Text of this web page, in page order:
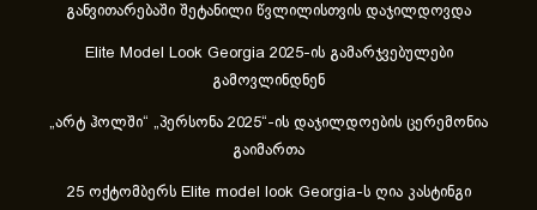
განვითარებაში შეტანილი წვლილისთვის დაჯილდოვდა
Elite Model Look Georgia 2025-ის გამარჯვებულები
გამოვლინდნენ
„არტ ჰოლში“ „პერსონა 2025“-ის დაჯილდოების ცერემონია
გაიმართა
25 ოქტომბერს Elite model look Georgia-ს ღია კასტინგი